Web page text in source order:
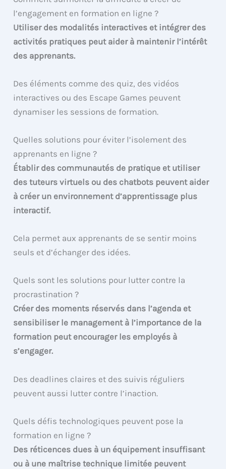
l’engagement en formation en ligne ?
Utiliser des modalités interactives et intégrer des
activités pratiques peut aider à maintenir l’intérêt
des apprenants.
Des éléments comme des quiz, des vidéos
interactives ou des Escape Games peuvent
dynamiser les sessions de formation.
Quelles solutions pour éviter l’isolement des
apprenants en ligne ?
Établir des communautés de pratique et utiliser
des tuteurs virtuels ou des chatbots peuvent aider
à créer un environnement d’apprentissage plus
interactif.
Cela permet aux apprenants de se sentir moins
seuls et d’échanger des idées.
Quels sont les solutions pour lutter contre la
procrastination ?
Créer des moments réservés dans l’agenda et
sensibiliser le management à l’importance de la
formation peut encourager les employés à
s’engager.
Des deadlines claires et des suivis réguliers
peuvent aussi lutter contre l’inaction.
Quels défis technologiques peuvent pose la
formation en ligne ?
Des réticences dues à un équipement insuffisant
ou à une maîtrise technique limitée peuvent